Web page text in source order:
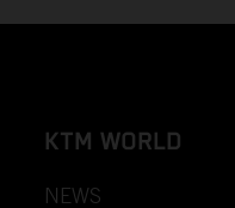
KTM WORLD
NEWS